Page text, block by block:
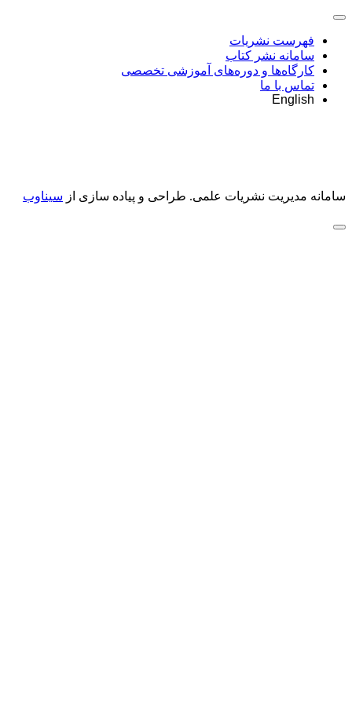
فهرست نشریات
سامانه نشر کتاب
کارگاه‌ها و دوره‌های آموزشی تخصصی
تماس با ما
English
سامانه مدیریت نشریات علمی. طراحی و پیاده سازی از سیناوب